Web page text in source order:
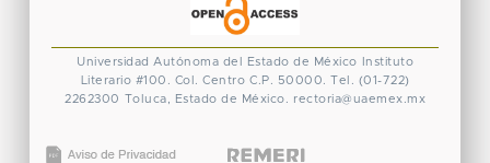
Universidad Autónoma del Estado de México
Instituto
Literario #100. Col. Centro C.P. 50000. Tel. (01-722)
2262300 Toluca, Estado de México. rectoria@uaemex.mx